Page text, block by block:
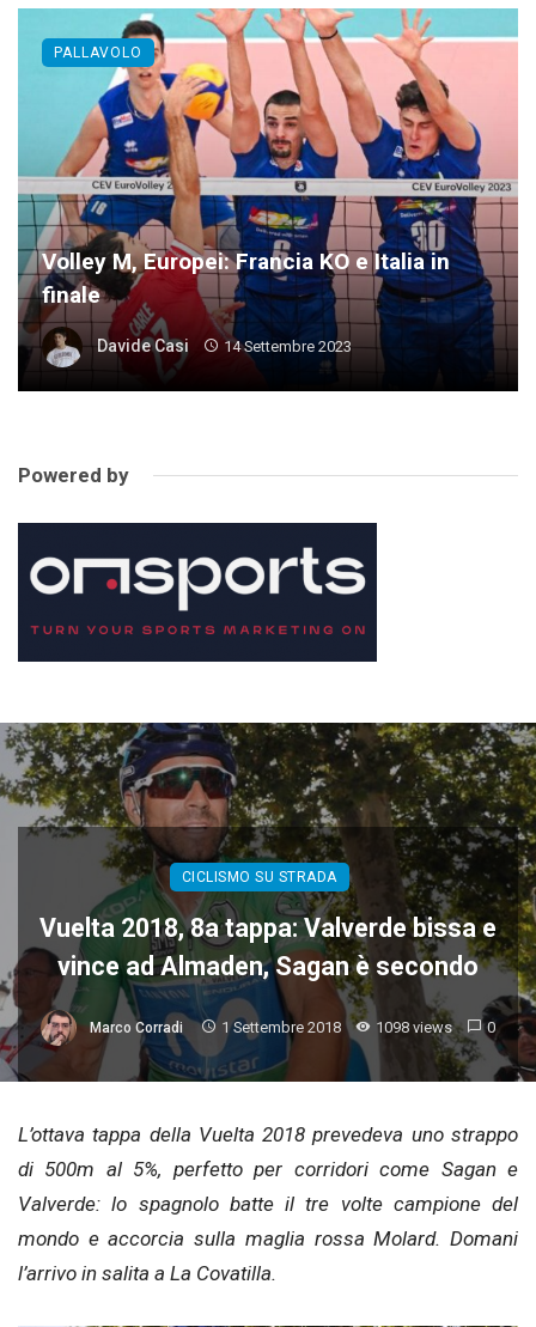
Volley M, Europei: Francia KO e Italia in
finale
Davide Casi 14 Settembre 2023
PALLAVOLO
Powered by
CICLISMO SU STRADA
Vuelta 2018, 8a tappa: Valverde bissa e
vince ad Almaden, Sagan è secondo
Marco Corradi 1 Settembre 2018 1098 views 0
L’ottava tappa della Vuelta 2018 prevedeva uno strappo
di 500m al 5%, perfetto per corridori come Sagan e
Valverde: lo spagnolo batte il tre volte campione del
mondo e accorcia sulla maglia rossa Molard. Domani
l’arrivo in salita a La Covatilla.